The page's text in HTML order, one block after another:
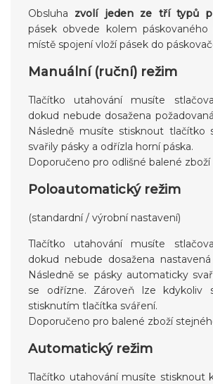
Obsluha zvolí jeden ze tří typů
pásek obvede kolem
místě spojení vloží pásek do
Manuální (ruční) režim
Tlačítko utahování musíte
dokud nebude dosažena
Následně musíte stisknout tlačítko
svařily pásky a odřízla horní páska.
Doporučeno pro odlišné balené
Poloautomatický režim
(standardní / výrobní nastavení)
Tlačítko utahování musíte
dokud nebude dosažena
Následně se pásky automaticky
se odřízne. Zároveň lze kdykoliv
stisknutím tlačítka sváření.
Doporučeno pro balené zboží
Automatický režim
Tlačítko utahování musíte stisknout